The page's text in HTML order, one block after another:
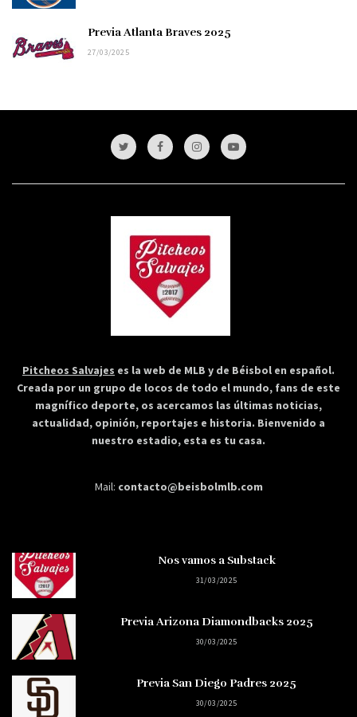
Previa Atlanta Braves 2025
27/03/2025
Pitcheos Salvajes es la web de MLB y de Béisbol en español.
Creada por un grupo de locos de todo el mundo, fans de este
magnífico deporte, os acercamos las últimas noticias,
actualidad, opinión, reportajes e historia. Bienvenido a
nuestro estadio, esta es tu casa.
Mail: contacto@beisbolmlb.com
Nos vamos a Substack
31/03/2025
Previa Arizona Diamondbacks 2025
30/03/2025
Previa San Diego Padres 2025
30/03/2025